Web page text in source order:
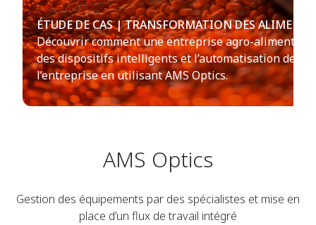
ÉTUDE DE CAS | TRANSFORMATION DES
Découvrir comment une entreprise agro-
des dispositifs intelligents et l’automatisation des
l’entreprise en utilisant AMS Optics.
AMS Optics
Gestion des équipements par des spécialistes et mise en
place d’un flux de travail intégré